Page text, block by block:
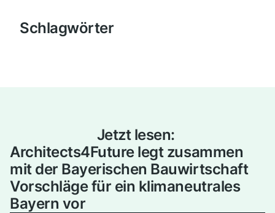
Schlagwörter
Jetzt lesen:
Architects4Future legt zusammen
mit der Bayerischen Bauwirtschaft
Vorschläge für ein klimaneutrales
Bayern vor